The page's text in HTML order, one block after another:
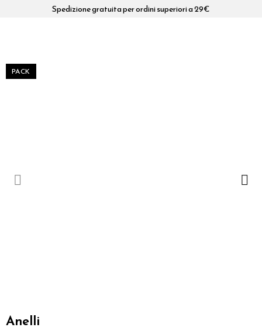
Spedizione gratuita per ordini superiori a 29€
PACK
Anelli